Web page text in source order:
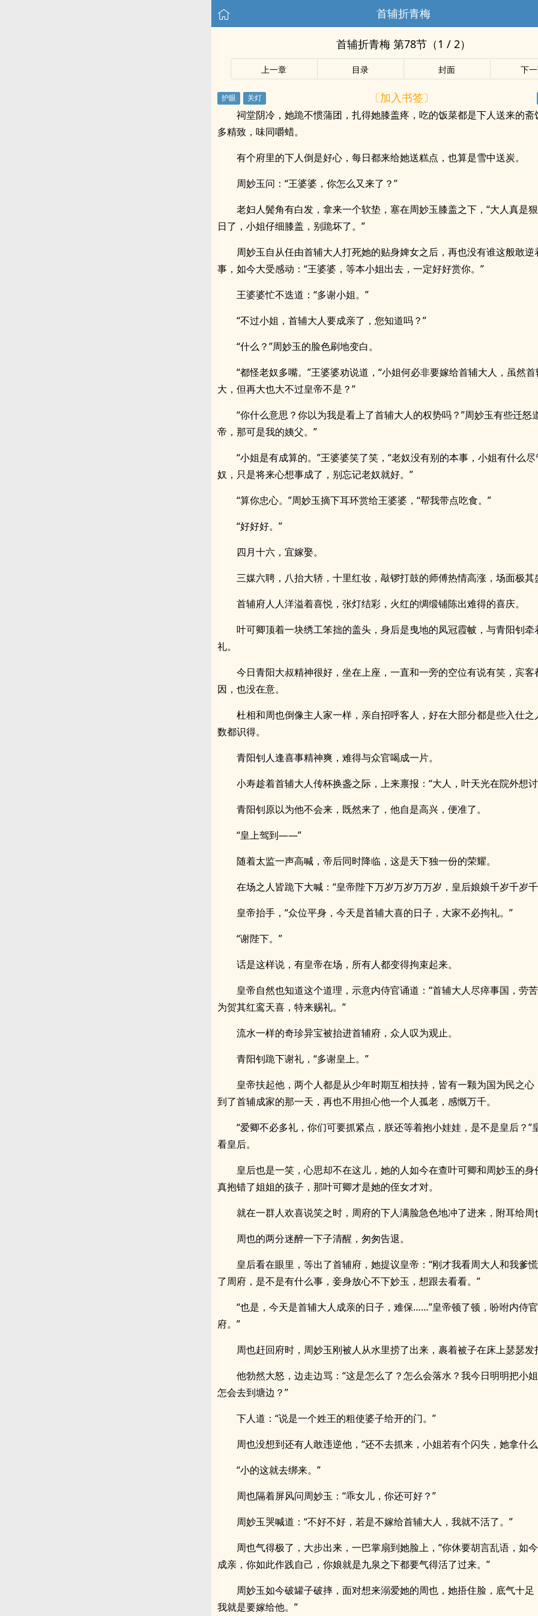
首辅折青梅
首辅折青梅 第78节（1 / 2）
上一章 目录 封面 下
〔加入书签〕
祠堂阴冷，她跪不惯蒲团，扎得她膝盖疼，吃的饭菜都是下人送来的斋
多精致，味同嚼蜡。
有个府里的下人倒是好心，每日都来给她送糕点，也算是雪中送炭。
周妙玉问：“王婆婆，你怎么又来了？”
老妇人鬓角有白发，拿来一个软垫，塞在周妙玉膝盖之下，“大人真是
日了，小姐仔细膝盖，别跪坏了。”
周妙玉自从任由首辅大人打死她的贴身婢女之后，再也没有谁这般敢逆
事，如今大受感动：“王婆婆，等本小姐出去，一定好好赏你。”
王婆婆忙不迭道：“多谢小姐。”
“不过小姐，首辅大人要成亲了，您知道吗？”
“什么？”周妙玉的脸色刷地变白。
“都怪老奴多嘴。”王婆婆劝说道，“小姐何必非要嫁给首辅大人，虽然
大，但再大也大不过皇帝不是？”
“你什么意思？你以为我是看上了首辅大人的权势吗？”周妙玉有些迁怒
帝，那可是我的姨父。”
“小姐是有成算的。”王婆婆笑了笑，“老奴没有别的本事，小姐有什么
奴，只是将来心想事成了，别忘记老奴就好。”
“算你忠心。”周妙玉摘下耳环赏给王婆婆，“帮我带点吃食。”
“好好好。”
四月十六，宜嫁娶。
三媒六聘，八抬大轿，十里红妆，敲锣打鼓的师傅热情高涨，场面极其
首辅府人人洋溢着喜悦，张灯结彩，火红的绸缎铺陈出难得的喜庆。
叶可卿顶着一块绣工笨拙的盖头，身后是曳地的凤冠霞帔，与青阳钊牵
礼。
今日青阳大叔精神很好，坐在上座，一直和一旁的空位有说有笑，宾客
因，也没在意。
杜相和周也倒像主人家一样，亲自招呼客人，好在大部分都是些入仕之
数都识得。
青阳钊人逢喜事精神爽，难得与众官喝成一片。
小寿趁着首辅大人传杯换盏之际，上来禀报：“大人，叶天光在院外想
青阳钊原以为他不会来，既然来了，他自是高兴，便准了。
“皇上驾到——”
随着太监一声高喊，帝后同时降临，这是天下独一份的荣耀。
在场之人皆跪下大喊：“皇帝陛下万岁万岁万万岁，皇后娘娘千岁千岁
皇帝抬手，“众位平身，今天是首辅大喜的日子，大家不必拘礼。”
“谢陛下。”
话是这样说，有皇帝在场，所有人都变得拘束起来。
皇帝自然也知道这个道理，示意内侍官诵道：“首辅大人尽瘁事国，劳
为贺其红鸾天喜，特来赐礼。”
流水一样的奇珍异宝被抬进首辅府，众人叹为观止。
青阳钊跪下谢礼，“多谢皇上。”
皇帝扶起他，两个人都是从少年时期互相扶持，皆有一颗为国为民之心
到了首辅成家的那一天，再也不用担心他一个人孤老，感慨万千。
“爱卿不必多礼，你们可要抓紧点，朕还等着抱小娃娃，是不是皇后？”
看皇后。
皇后也是一笑，心思却不在这儿，她的人如今在查叶可卿和周妙玉的身
真抱错了姐姐的孩子，那叶可卿才是她的侄女才对。
就在一群人欢喜说笑之时，周府的下人满脸急色地冲了进来，附耳给周
周也的两分迷醉一下子清醒，匆匆告退。
皇后看在眼里，等出了首辅府，她提议皇帝：“刚才我看周大人和我爹
了周府，是不是有什么事，妾身放心不下妙玉，想跟去看看。”
“也是，今天是首辅大人成亲的日子，难保……”皇帝顿了顿，吩咐内侍
府。”
周也赶回府时，周妙玉刚被人从水里捞了出来，裹着被子在床上瑟瑟发
他勃然大怒，边走边骂：“这是怎么了？怎么会落水？我今日明明把小姐
怎会去到塘边？”
下人道：“说是一个姓王的粗使婆子给开的门。”
周也没想到还有人敢违逆他，“还不去抓来，小姐若有个闪失，她拿什
“小的这就去绑来。”
周也隔着屏风问周妙玉：“乖女儿，你还可好？”
周妙玉哭喊道：“不好不好，若是不嫁给首辅大人，我就不活了。”
周也气得极了，大步出来，一巴掌扇到她脸上，“你休要胡言乱语，如
成亲，你如此作践自己，你娘就是九泉之下都要气得活了过来。”
周妙玉如今破罐子破摔，面对想来溺爱她的周也，她捂住脸，底气十足
我就是要嫁给他。”